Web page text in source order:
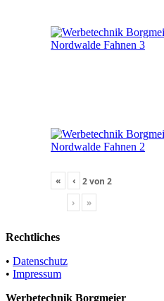
« ‹ 2von2
›
»
Rechtliches
• Datenschutz
• Impressum
Werbetechnik Borgmeier